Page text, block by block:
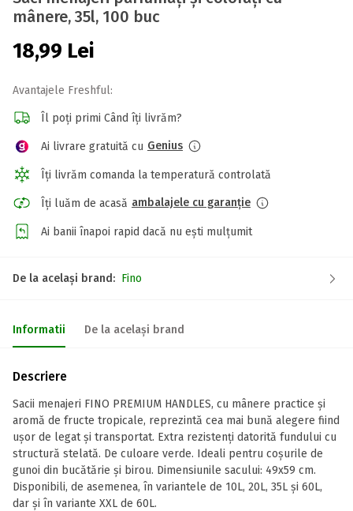
mânere, 35l, 100 buc
18,99 Lei
Avantajele Freshful:
Îl poți primi Când îți livrăm?
Ai livrare gratuită cu Genius
Îți livrăm comanda la temperatură controlată
Îți luăm de acasă ambalajele cu garanție
Ai banii înapoi rapid dacă nu ești mulțumit
De la același brand: Fino
Informatii De la același brand
Descriere
Sacii menajeri FINO PREMIUM HANDLES, cu mânere practice și
aromă de fructe tropicale, reprezintă cea mai bună alegere fiind
ușor de legat și transportat. Extra rezistenți datorită fundului cu
structură stelată. De culoare verde. Ideali pentru coșurile de
gunoi din bucătărie și birou. Dimensiunile sacului: 49x59 cm.
Disponibili, de asemenea, în variantele de 10L, 20L, 35L și 60L,
dar și în variante XXL de 60L.